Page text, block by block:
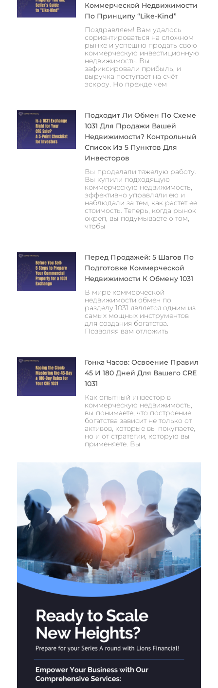
Коммерческой Недвижимости
По Принципу “like-Kind”
Поздравляем! Вам удалось
сориентироваться на сложном
рынке и успешно продать свою
коммерческую инвестиционную
недвижимость. Вы
зафиксировали прибыль, и
выручка поступает на счёт
эскроу. Но прежде чем
Подходит Ли Обмен По Схеме
1031 Для Продажи Вашей
Недвижимости? Контрольный
Список Из 5 Пунктов Для
Инвесторов
Вы проделали тяжелую работу.
Вы купили подходящую
коммерческую недвижимость,
эффективно управляли ею и
наблюдали за тем, как растет ее
стоимость. Теперь, когда рынок
окреп, вы подумываете о том,
чтобы
Перед Продажей: 5 Шагов По
Подготовке Коммерческой
Недвижимости К Обмену 1031
В мире коммерческой
недвижимости обмен по
разделу 1031 является одним из
самых мощных инструментов
для создания богатства.
Позволяя вам отложить
Гонка Часов: Освоение Правил
45 И 180 Дней Для Вашего CRE
1031
Как опытный инвестор в
коммерческую недвижимость,
вы понимаете, что построение
богатства зависит не только от
активов, которые вы покупаете,
но и от стратегии, которую вы
применяете. Вы